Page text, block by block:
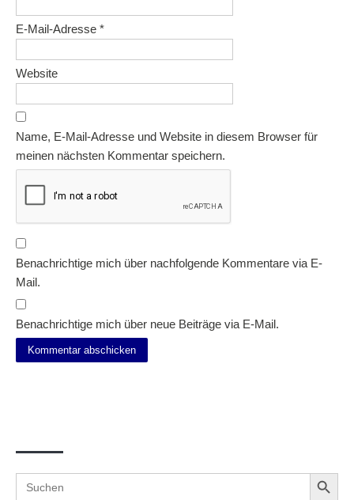
E-Mail-Adresse *
Website
Name, E-Mail-Adresse und Website in diesem Browser für
meinen nächsten Kommentar speichern.
Benachrichtige mich über nachfolgende Kommentare via E-
Mail.
Benachrichtige mich über neue Beiträge via E-Mail.
Search
for:
Search Button